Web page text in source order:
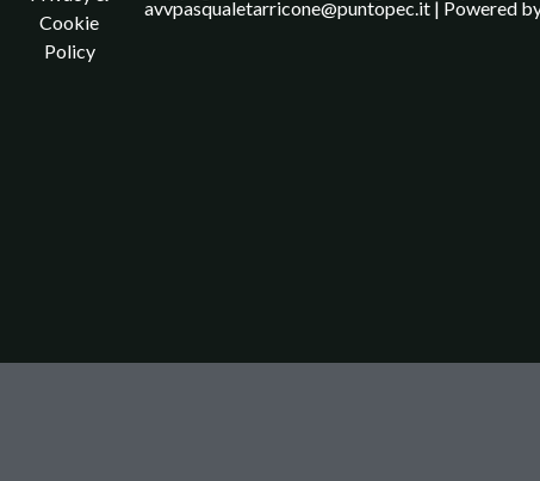
Cookie
Policy
avvpasqualetarricone@puntopec.it | Powered